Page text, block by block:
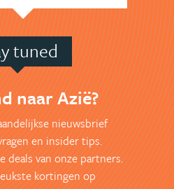
tuned
naar Azië?
nieuwsbrief
en insider tips.
deals van onze partners.
kortingen op